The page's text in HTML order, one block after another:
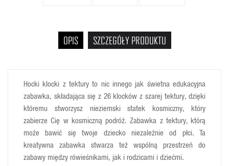
OPIS SZCZEGÓŁY PRODUKTU
Hocki klocki z tektury to nic innego jak świetna edukacyjna
zabawka, składająca się z 26 klocków z szarej tektury, dzięki
któremu stworzysz nieziemski statek kosmiczny, który
zabierze Cię w kosmiczną podróż. Zabawka z tektury, którą
może bawić się twoje dziecko niezależnie od płci. Ta
kreatywna zabawka stwarza też wspólną przestrzeń do
zabawy między rówieśnikami, jak i rodzicami i dziećmi.